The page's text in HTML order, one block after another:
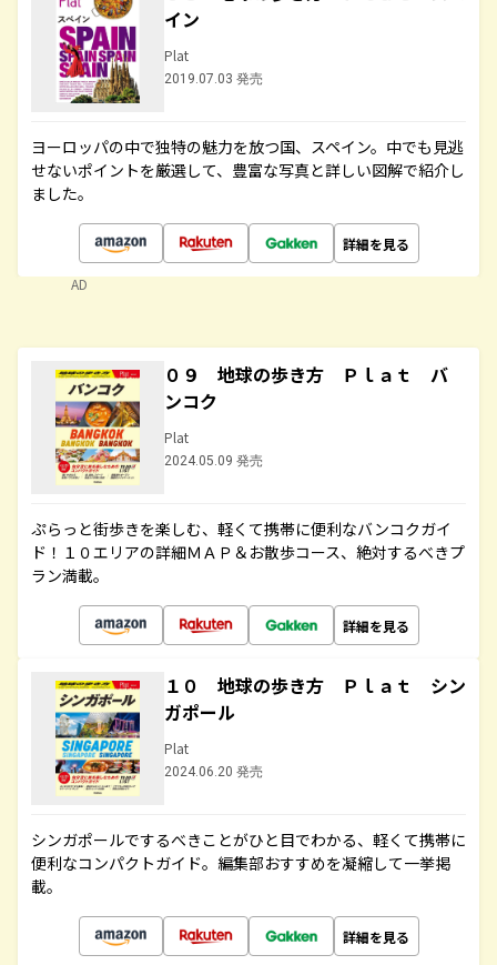
イン
Plat
2019.07.03 発売
ヨーロッパの中で独特の魅力を放つ国、スペイン。中でも見逃
せないポイントを厳選して、豊富な写真と詳しい図解で紹介し
ました。
詳細を見る
AD
０９ 地球の歩き方 Ｐｌａｔ バ
ンコク
Plat
2024.05.09 発売
ぷらっと街歩きを楽しむ、軽くて携帯に便利なバンコクガイ
ド！１０エリアの詳細ＭＡＰ＆お散歩コース、絶対するべきプ
ラン満載。
詳細を見る
１０ 地球の歩き方 Ｐｌａｔ シン
ガポール
Plat
2024.06.20 発売
シンガポールでするべきことがひと目でわかる、軽くて携帯に
便利なコンパクトガイド。編集部おすすめを凝縮して一挙掲
載。
詳細を見る